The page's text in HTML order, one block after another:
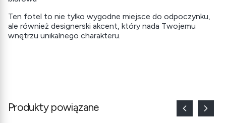
Ten fotel to nie tylko wygodne miejsce do odpoczynku,
ale również designerski akcent, który nada Twojemu
wnętrzu unikalnego charakteru.
Produkty powiązane